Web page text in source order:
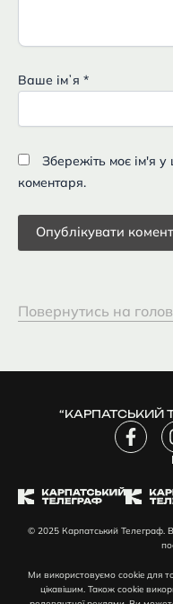
Ваше імʼя *
Збережіть моє ім'я
коментаря.
Повернутись на
“КАРПАТСЬКИЙ
F
a
b
o
-
f
© 2025 Карпатський Телеграф.
Ми використовуємо cookie для
цікавішим. Також cookie